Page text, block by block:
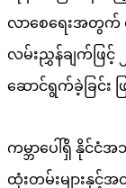
လာစေရေးအတွက်
လမ်းညွှန်ချက်ဖြင့်
ဆောင်ရွက်
ကမ္ဘာပေါ်ရှိ နိုင်
ထုံးတမ်းများနှင့်